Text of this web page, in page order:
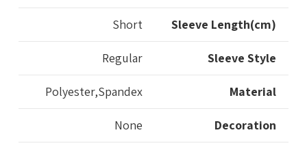
Sleeve Length(cm)
Short
Sleeve Style
Regular
Material
Polyester,Spandex
Decoration
None